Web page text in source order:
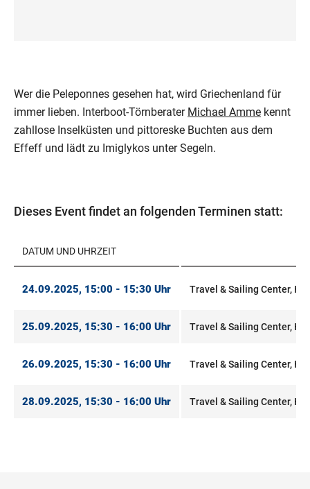
Wer die Peleponnes gesehen hat, wird Griechenland für
immer lieben. Interboot-Törnberater Michael Amme kennt
zahllose Inselküsten und pittoreske Buchten aus dem
Effeff und lädt zu Imiglykos unter Segeln.
Dieses Event findet an folgenden Terminen statt:
DATUM UND UHRZEIT
24.09.2025, 15:00 - 15:30 Uhr Travel & Sailing Center,
25.09.2025, 15:30 - 16:00 Uhr Travel & Sailing Center,
26.09.2025, 15:30 - 16:00 Uhr Travel & Sailing Center,
28.09.2025, 15:30 - 16:00 Uhr Travel & Sailing Center,